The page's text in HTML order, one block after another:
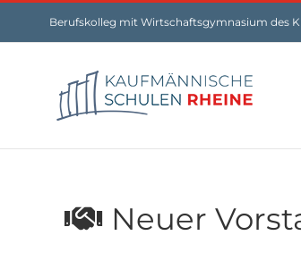
Berufskolleg mit Wirtschaftsgymnasium des
Neuer